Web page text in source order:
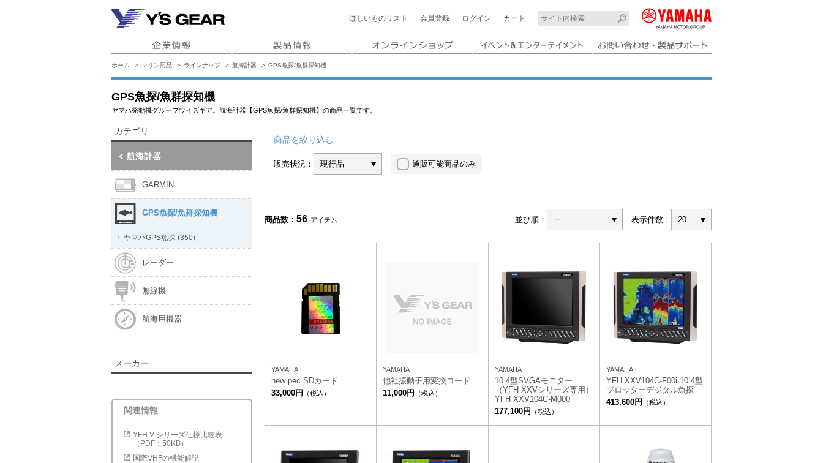
ほしいもの リスト 会員登録 ログイン カート
ホーム マリン用品 ラインナップ 航海計器 GPS魚探/魚群探知機
GPS魚探/魚群探知機
ヤマハ発動機グループワイズギア。航海計器【GPS魚探/魚群探知機】の商品一覧です。
商品を絞り込む
販売状況： 現行品 通販可能商品のみ
商品数：56 アイテム 並び順： － 表示件数： 20
YAMAHA
new pec SDカード
33,000円
（税込）
YAMAHA
他社振動子用変換コード
11,000円
（税込）
YAMAHA
10.4型SVGAモニター
（YFH XXVシリーズ専用）
YFH XXV104C-M000
177,100円
（税込）
YAMAHA
YFH XXV104C-F00i 10.4型
プロッターデジタル魚探
413,600円
（税込）
カテゴリ
航海計器
GARMIN
GPS魚探/魚群探知機
ヤマハGPS魚探 (350)
レーダー
無線機
航海用機器
メーカー
関連情報
YFH V シリーズ仕様比較表
（PDF：50KB）
国際VHFの機能解説